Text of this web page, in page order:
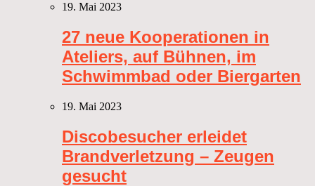
19. Mai 2023
27 neue Kooperationen in
Ateliers, auf Bühnen, im
Schwimmbad oder Biergarten
19. Mai 2023
Discobesucher erleidet
Brandverletzung – Zeugen
gesucht